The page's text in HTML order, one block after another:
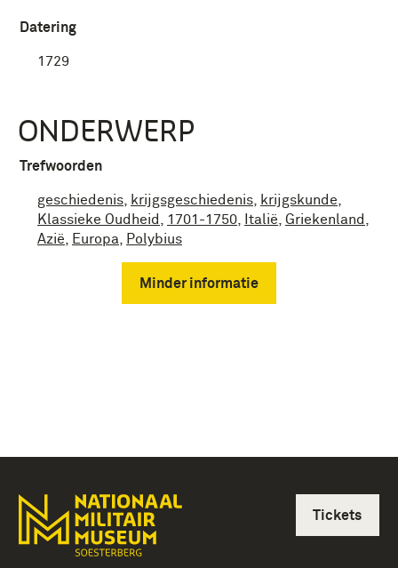
Datering
1729
ONDERWERP
Trefwoorden
geschiedenis krijgsgeschiedenis krijgskunde
Klassieke Oudheid
1701-1750 Italië Griekenland
Azië
Europa Polybius
Minder informatie
Tickets